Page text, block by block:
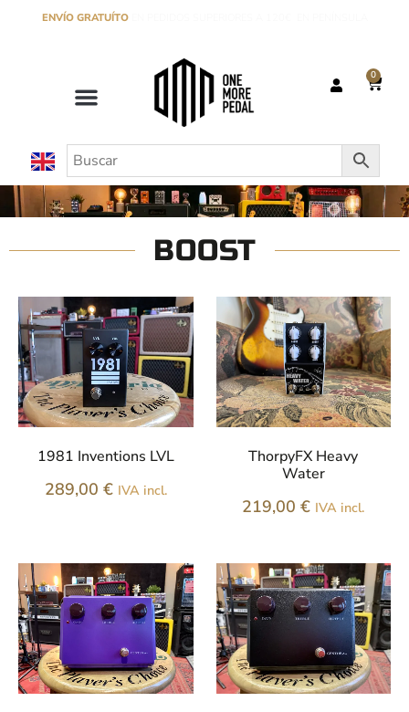
ENVÍO GRATUÍTOEN PEDIDOS SUPERIORES A 120€ EN PENÍNSULA
0
BOOST
1981 Inventions LVL
289,00 € IVA incl.
ThorpyFX Heavy
Water
219,00€ IVA incl.